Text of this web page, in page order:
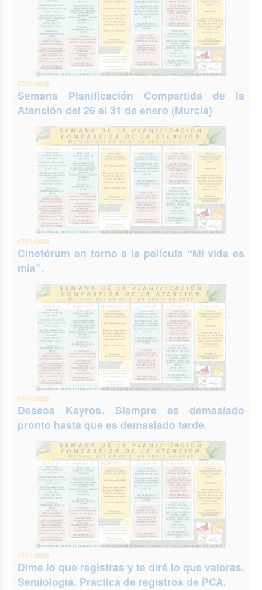
07/01/2026
Semana Planificación Compartida de la
Atención del 26 al 31 de enero (Murcia)
07/01/2026
Cinefórum en torno a la película “Mi vida es
mía”.
07/01/2026
Deseos Kayros. Siempre es demasiado
pronto hasta que es demasiado tarde.
07/01/2026
Dime lo que registras y te diré lo que valoras.
Semiología. Práctica de registros de PCA.